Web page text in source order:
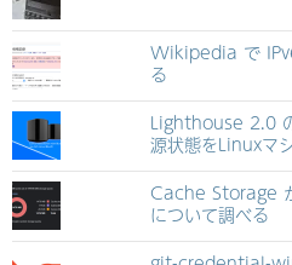
Wikipedia で
る
Lighthouse 2.0
源状態をLinuxマ
Cache Storage
について調べる